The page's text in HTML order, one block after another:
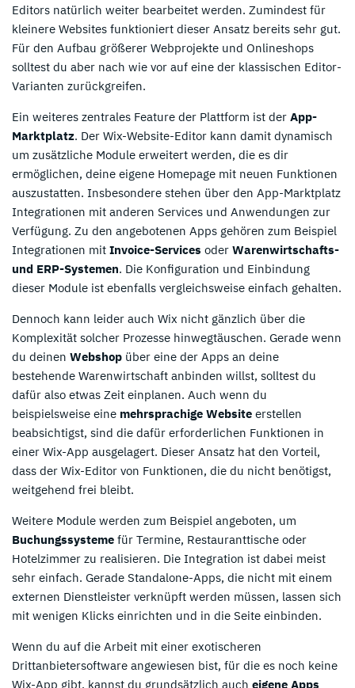
Editors natürlich weiter bearbeitet werden. Zumindest für
kleinere Websites funktioniert dieser Ansatz bereits sehr gut.
Für den Aufbau größerer Webprojekte und Onlineshops
solltest du aber nach wie vor auf eine der klassischen Editor-
Varianten zurückgreifen.
Ein weiteres zentrales Feature der Plattform ist der App-
Marktplatz. Der Wix-Website-Editor kann damit dynamisch
um zusätzliche Module erweitert werden, die es dir
ermöglichen, deine eigene Homepage mit neuen Funktionen
auszustatten. Insbesondere stehen über den App-Marktplatz
Integrationen mit anderen Services und Anwendungen zur
Verfügung. Zu den angebotenen Apps gehören zum Beispiel
Integrationen mit Invoice-Services oder Warenwirtschafts-
und ERP-Systemen. Die Konfiguration und Einbindung
dieser Module ist ebenfalls vergleichsweise einfach gehalten.
Dennoch kann leider auch Wix nicht gänzlich über die
Komplexität solcher Prozesse hinwegtäuschen. Gerade wenn
du deinen Webshop über eine der Apps an deine
bestehende Warenwirtschaft anbinden willst, solltest du
dafür also etwas Zeit einplanen. Auch wenn du
beispielsweise eine mehrsprachige Website erstellen
beabsichtigst, sind die dafür erforderlichen Funktionen in
einer Wix-App ausgelagert. Dieser Ansatz hat den Vorteil,
dass der Wix-Editor von Funktionen, die du nicht benötigst,
weitgehend frei bleibt.
Weitere Module werden zum Beispiel angeboten, um
Buchungssysteme für Termine, Restauranttische oder
Hotelzimmer zu realisieren. Die Integration ist dabei meist
sehr einfach. Gerade Standalone-Apps, die nicht mit einem
externen Dienstleister verknüpft werden müssen, lassen sich
mit wenigen Klicks einrichten und in die Seite einbinden.
Wenn du auf die Arbeit mit einer exotischeren
Drittanbietersoftware angewiesen bist, für die es noch keine
Wix-App gibt, kannst du grundsätzlich auch eigene Apps